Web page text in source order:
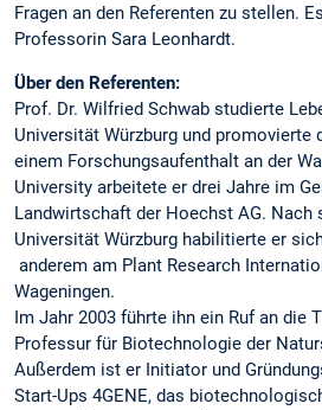
Fragen an den Referenten zu stellen.
Professorin Sara Leonhardt.
Über den Referenten:
Prof. Dr. Wilfried Schwab studierte
Universität Würzburg und promovierte
einem Forschungsaufenthalt an der
University arbeitete er drei Jahre im
Landwirtschaft der Hoechst AG. Nach
Universität Würzburg habilitierte er
anderem am Plant Research
Wageningen.
Im Jahr 2003 führte ihn ein Ruf an die
Professur für Biotechnologie der
Außerdem ist er Initiator und
Start-Ups 4GENE, das